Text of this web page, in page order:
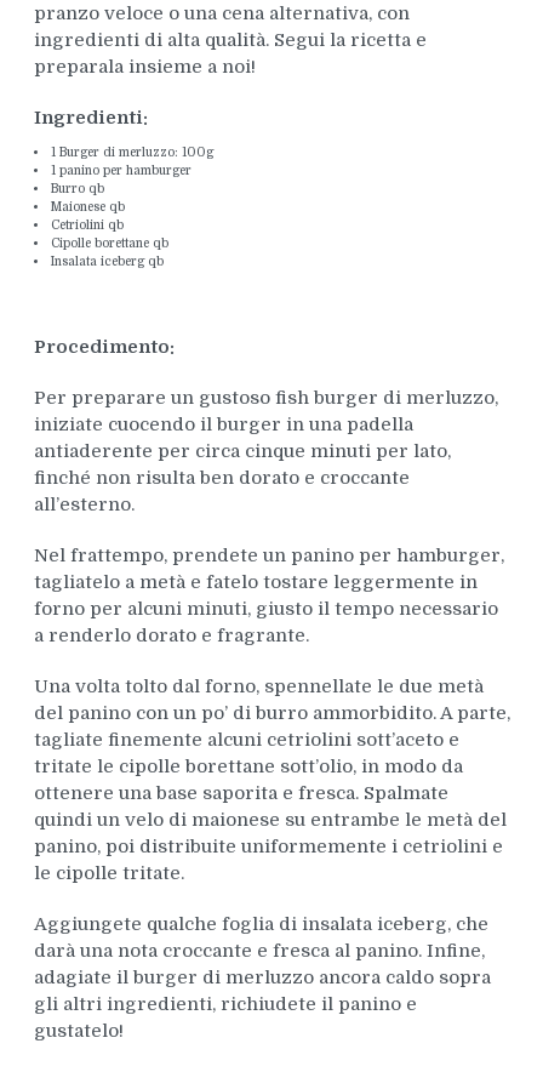
pranzo veloce o una cena alternativa, con
ingredienti di alta qualità. Segui la ricetta e
preparala insieme a noi!
Ingredienti:
1 Burger di merluzzo: 100g
1 panino per hamburger
Burro qb
Maionese qb
Cetriolini qb
Cipolle borettane qb
Insalata iceberg qb
Procedimento:
Per preparare un gustoso fish burger di merluzzo,
iniziate cuocendo il burger in una padella
antiaderente per circa cinque minuti per lato,
finché non risulta ben dorato e croccante
all’esterno.
Nel frattempo, prendete un panino per hamburger,
tagliatelo a metà e fatelo tostare leggermente in
forno per alcuni minuti, giusto il tempo necessario
a renderlo dorato e fragrante.
Una volta tolto dal forno, spennellate le due metà
del panino con un po’ di burro ammorbidito. A parte,
tagliate finemente alcuni cetriolini sott’aceto e
tritate le cipolle borettane sott’olio, in modo da
ottenere una base saporita e fresca. Spalmate
quindi un velo di maionese su entrambe le metà del
panino, poi distribuite uniformemente i cetriolini e
le cipolle tritate.
Aggiungete qualche foglia di insalata iceberg, che
darà una nota croccante e fresca al panino. Infine,
adagiate il burger di merluzzo ancora caldo sopra
gli altri ingredienti, richiudete il panino e
gustatelo!